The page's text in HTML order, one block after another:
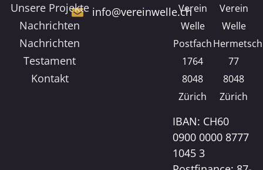
Unsere Projekte
Nachrichten
Nachrichten
Testament
Kontakt
info@vereinwelle.chVerein
Welle
Postfach
1764
8048
Zürich
Verein
Welle
77
8048
Zürich
IBAN: CH60
0900 0000 8777
1045 3